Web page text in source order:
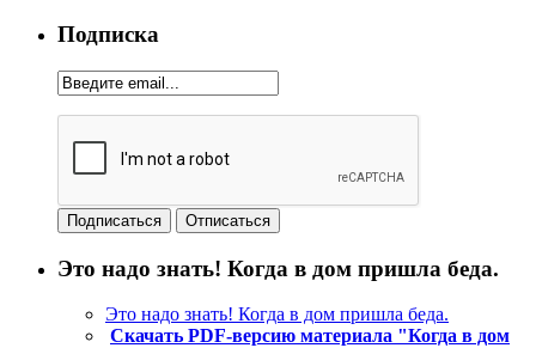
Подписка
Это надо знать! Когда в дом пришла беда.
Это надо знать! Когда в дом пришла беда.
Скачать PDF-версию материала "Когда в дом